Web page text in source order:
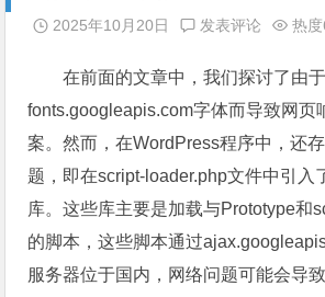
2025年10月20日 发表评论 热
在前面的文章中，我们探讨了由
fonts.googleapis.com字体而导致网页
案。然而，在WordPress程序中，还
题，即在script-loader.php文件中引入
库。这些库主要是加载与Prototype和
的脚本，这些脚本通过
服务器位于国内，网络问题可能会导